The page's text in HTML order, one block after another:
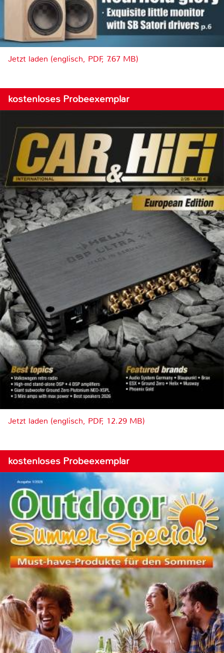
Jetzt laden (englisch, PDF, 7.67 MB)
kostenloses Probeexemplar
Jetzt laden (englisch, PDF, 12.29 MB)
kostenloses Probeexemplar